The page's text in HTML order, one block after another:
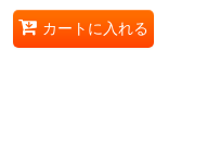
カートに入れる